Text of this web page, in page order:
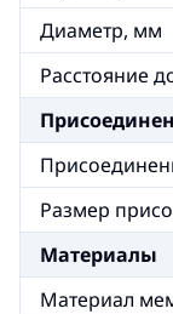
Диаметр, мм
Расстояние
Размер
Материалы
Материал